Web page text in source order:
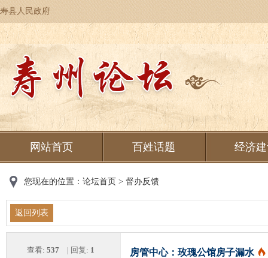
寿县人民政府
网站首页 百姓话题 经济
您现在的位置： 论坛首页 > 督办反馈
返回列表
查看: 537 | 回复: 1 房管中心：玫瑰公馆房子漏水